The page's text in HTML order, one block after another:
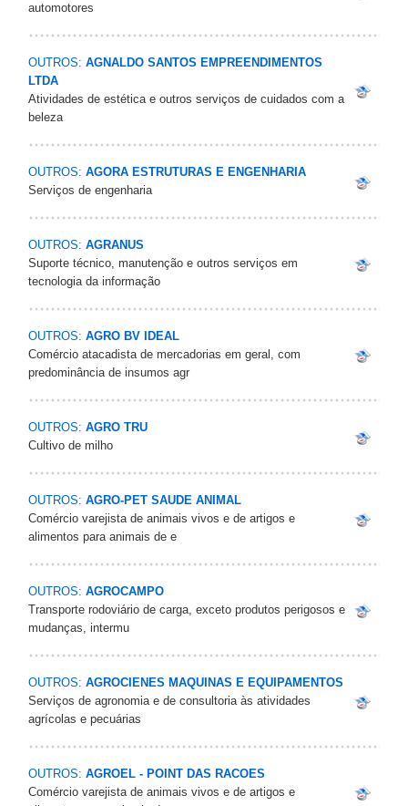
automotores
OUTROS: AGNALDO SANTOS EMPREENDIMENTOS
LTDA
Atividades de estética e outros serviços de cuidados com a
beleza
OUTROS: AGORA ESTRUTURAS E ENGENHARIA
Serviços de engenharia
OUTROS: AGRANUS
Suporte técnico, manutenção e outros serviços em
tecnologia da informação
OUTROS: AGRO BV IDEAL
Comércio atacadista de mercadorias em geral, com
predominância de insumos agr
OUTROS: AGRO TRU
Cultivo de milho
OUTROS: AGRO-PET SAUDE ANIMAL
Comércio varejista de animais vivos e de artigos e
alimentos para animais de e
OUTROS: AGROCAMPO
Transporte rodoviário de carga, exceto produtos perigosos e
mudanças, intermu
OUTROS: AGROCIENES MAQUINAS E EQUIPAMENTOS
Serviços de agronomia e de consultoria às atividades
agrícolas e pecuárias
OUTROS: AGROEL - POINT DAS RACOES
Comércio varejista de animais vivos e de artigos e